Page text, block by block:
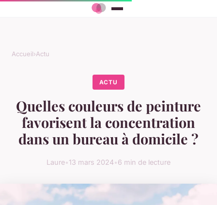
Accueil›Actu
ACTU
Quelles couleurs de peinture
favorisent la concentration
dans un bureau à domicile ?
Laure•13 mars 2024•6 min de lecture